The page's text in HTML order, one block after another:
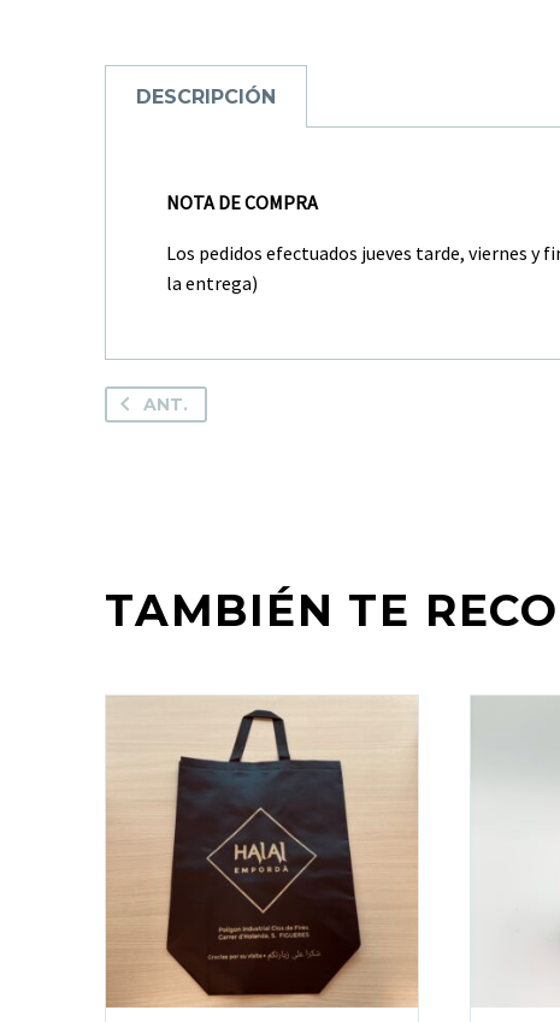
DESCRIPCIÓN
NOTA DE COMPRA
Los pedidos efectuados jueves tarde, viernes
la entrega)
ANT.
TAMBIÉN TE